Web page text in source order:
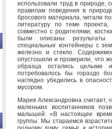
использовали труд в природе,
правилам поведения в
бросового материала, читали
литературу по теме проекта,
совместно с родителями,
были описаны результаты
специальные контейнеры с
железно и стекло.
опустошили и проверили, что
образца остались целыми
потребовалось бы гораздо
наглядно убедились в
мусором.
Мария Александровна считает,
маленьких воспитанников
малышей: «В настоящее
группы. Мы стараемся